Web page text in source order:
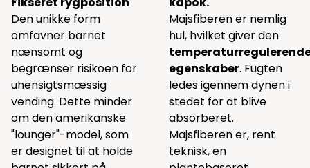
Den unikke form
omfavner barnet
nænsomt og
begrænser risikoen for
uhensigtsmæssig
vending. Dette minder
om den amerikanske
"lounger"-model, som
er designet til at holde
Majsfiberen er nemlig
hul, hvilket giver den
egenskaber. Fugten
ledes igennem dynen i
stedet for at blive
absorberet.
Majsfiberen er, rent
teknisk, en